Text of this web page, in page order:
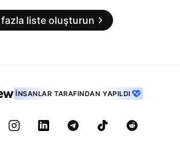
liste oluşturun
İNSANLAR TARAFINDAN YAPILDI